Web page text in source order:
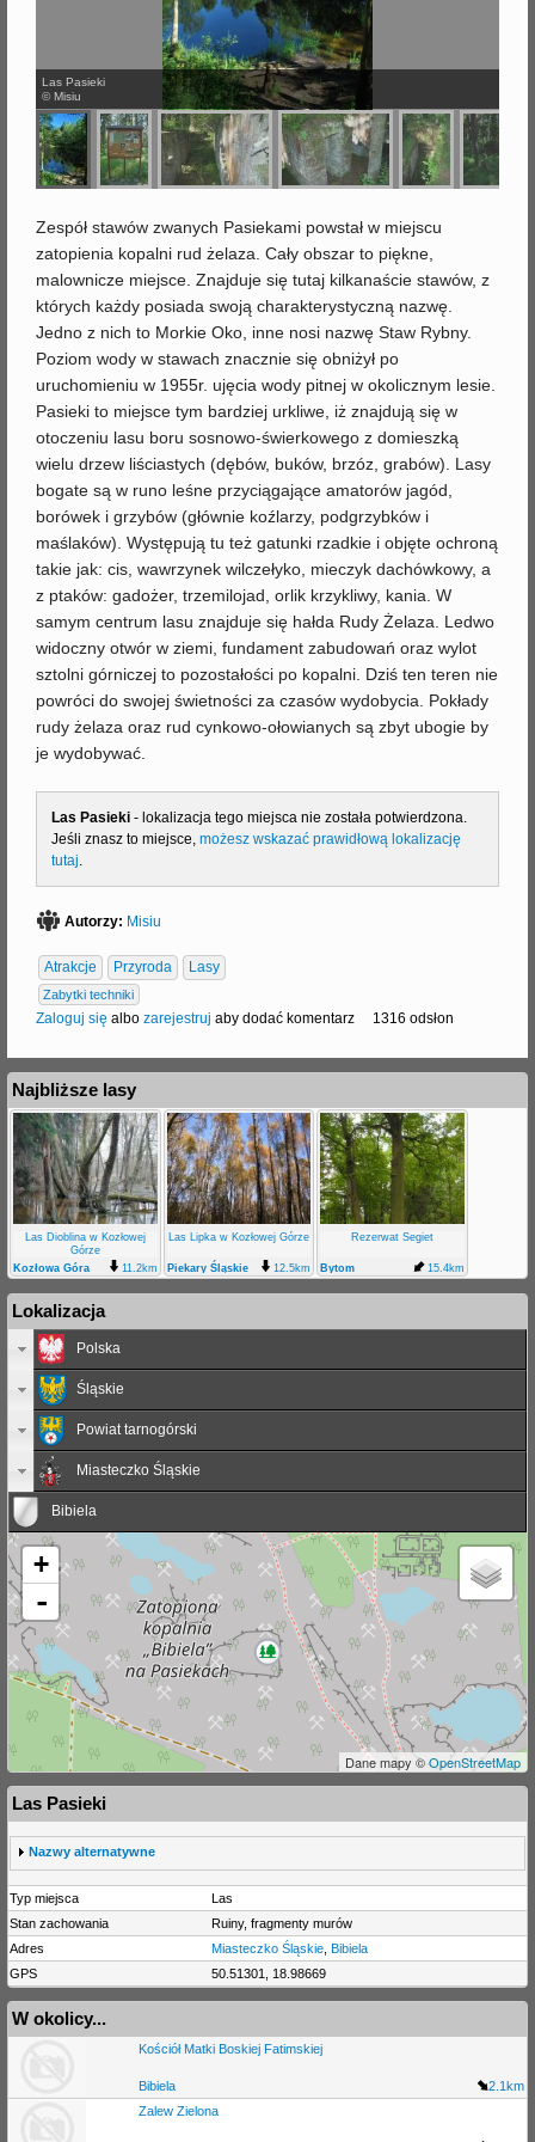
Las Pasieki
© Misiu
Zespół stawów zwanych Pasiekami powstał w miejscu
zatopienia kopalni rud żelaza. Cały obszar to piękne,
malownicze miejsce. Znajduje się tutaj kilkanaście stawów, z
których każdy posiada swoją charakterystyczną nazwę.
Jedno z nich to Morkie Oko, inne nosi nazwę Staw Rybny.
Poziom wody w stawach znacznie się obniżył po
uruchomieniu w 1955r. ujęcia wody pitnej w okolicznym lesie.
Pasieki to miejsce tym bardziej urkliwe, iż znajdują się w
otoczeniu lasu boru sosnowo-świerkowego z domieszką
wielu drzew liściastych (dębów, buków, brzóz, grabów). Lasy
bogate są w runo leśne przyciągające amatorów jagód,
borówek i grzybów (głównie koźlarzy, podgrzybków i
maślaków). Występują tu też gatunki rzadkie i objęte ochroną
takie jak: cis, wawrzynek wilczełyko, mieczyk dachówkowy, a
z ptaków: gadożer, trzemilojad, orlik krzykliwy, kania. W
samym centrum lasu znajduje się hałda Rudy Żelaza. Ledwo
widoczny otwór w ziemi, fundament zabudowań oraz wylot
sztolni górniczej to pozostałości po kopalni. Dziś ten teren nie
powróci do swojej świetności za czasów wydobycia. Pokłady
rudy żelaza oraz rud cynkowo-ołowianych są zbyt ubogie by
je wydobywać.
Las Pasieki - lokalizacja tego miejsca nie została potwierdzona.
Jeśli znasz to miejsce, możesz wskazać prawidłową lokalizację
tutaj
Autorzy: Misiu
Atrakcje Przyroda Lasy
Zabytki techniki
Zaloguj się albo zarejestruj aby dodać komentarz 1316 odsłon
Najbliższe lasy
Las Dioblina w Kozłowej
Górze
Kozłowa Góra
11.2km
Las Lipka w Kozłowej Górze
Piekary Śląskie
12.5km
Rezerwat Segiet
Bytom 15.4km
Lokalizacja
Polska
Śląskie
Powiat tarnogórski
Miasteczko Śląskie
Bibiela
+
-
Dane mapy ©OpenStreetMap
Las Pasieki
S
h
o
Nazwy alternatywne
Typ miejsca
Las
Stan zachowania
Ruiny, fragmenty murów
Adres
Miasteczko Śląskie Bibiela
GPS
50.51301, 18.98669
W okolicy...
Kościół Matki Boskiej Fatimskiej
Bibiela
2.1km
Zalew Zielona